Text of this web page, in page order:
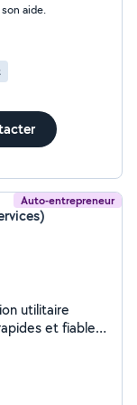
aide.
Auto-entrepreneur
utilitaire
ou